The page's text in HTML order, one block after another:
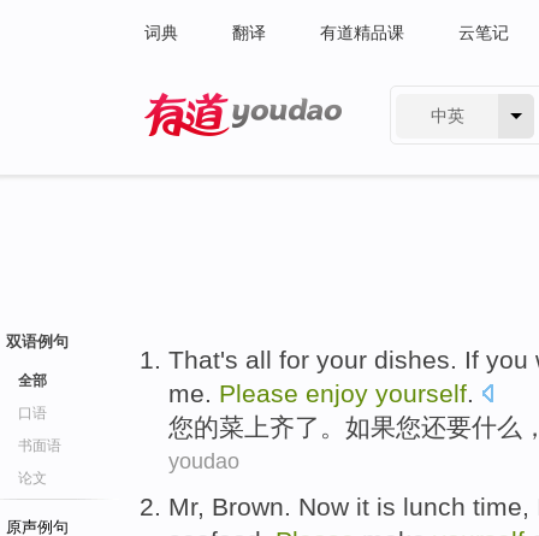
词典 翻译 有道精品课 云笔记
中英
双语例句
全部
口语
书面语
论文
原声例句
That's all for your dishes. If you
me. Please enjoy yourself.
您的菜上齐了。 如果您还要什么
youdao
Mr, Brown. Now it is lunch time,